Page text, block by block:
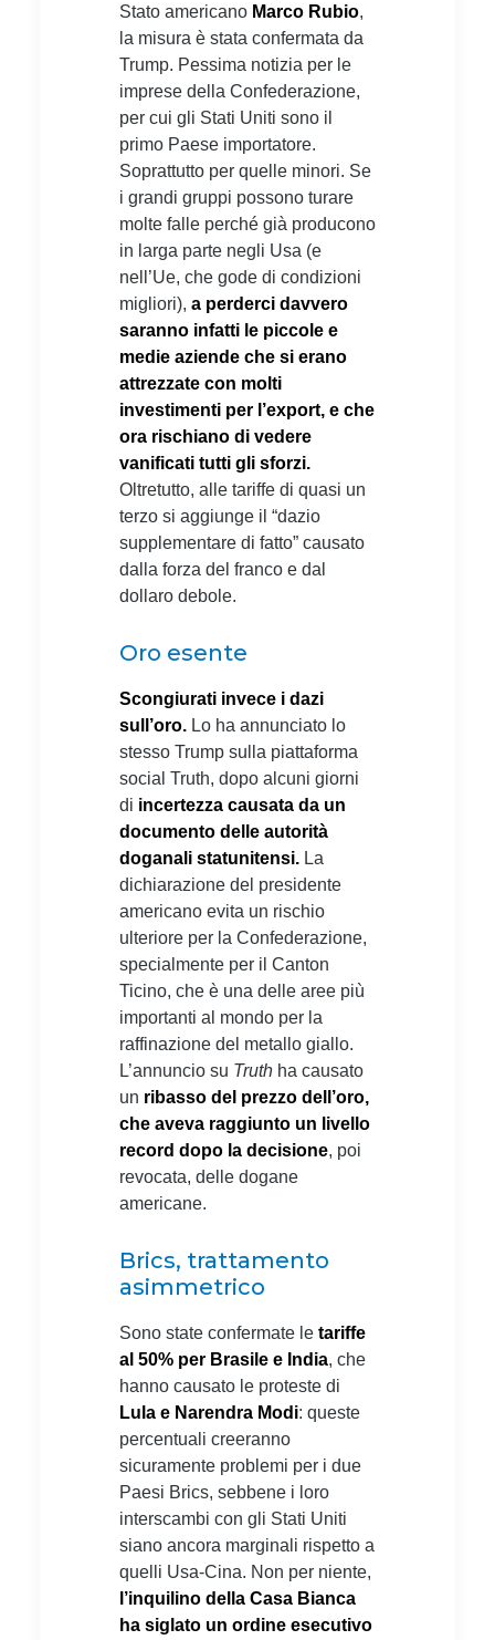
Stato americano Marco Rubio,
la misura è stata confermata da
Trump. Pessima notizia per le
imprese della Confederazione,
per cui gli Stati Uniti sono il
primo Paese importatore.
Soprattutto per quelle minori. Se
i grandi gruppi possono turare
molte falle perché già producono
in larga parte negli Usa (e
nell’Ue, che gode di condizioni
migliori), a perderci davvero
saranno infatti le piccole e
medie aziende che si erano
attrezzate con molti
investimenti per l’export, e che
ora rischiano di vedere
vanificati tutti gli sforzi.
Oltretutto, alle tariffe di quasi un
terzo si aggiunge il “dazio
supplementare di fatto” causato
dalla forza del franco e dal
dollaro debole.
Oro esente
Scongiurati invece i dazi
sull’oro. Lo ha annunciato lo
stesso Trump sulla piattaforma
social Truth, dopo alcuni giorni
di incertezza causata da un
documento delle autorità
doganali statunitensi. La
dichiarazione del presidente
americano evita un rischio
ulteriore per la Confederazione,
specialmente per il Canton
Ticino, che è una delle aree più
importanti al mondo per la
raffinazione del metallo giallo.
L’annuncio su Truth ha causato
un ribasso del prezzo dell’oro,
che aveva raggiunto un livello
record dopo la decisione, poi
revocata, delle dogane
americane.
Brics, trattamento
asimmetrico
Sono state confermate le tariffe
al 50% per Brasile e India, che
hanno causato le proteste di
Lula e Narendra Modi: queste
percentuali creeranno
sicuramente problemi per i due
Paesi Brics, sebbene i loro
interscambi con gli Stati Uniti
siano ancora marginali rispetto a
quelli Usa-Cina. Non per niente,
l’inquilino della Casa Bianca
ha siglato un ordine esecutivo